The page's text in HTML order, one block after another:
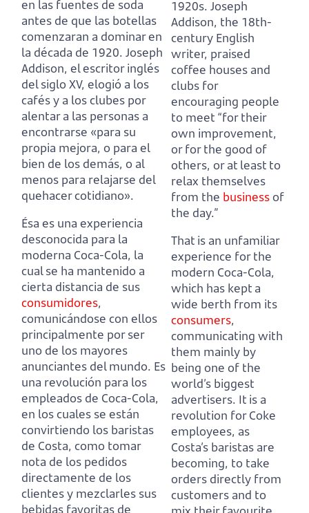
en las fuentes de soda
antes de que las botellas
comenzaran a dominar en
la década de 1920. Joseph
Addison, el escritor inglés
del siglo XV, elogió a los
cafés y a los clubes por
alentar a las personas a
encontrarse «para su
propia mejora, o para el
bien de los demás, o al
menos para relajarse del
quehacer cotidiano».
Ésa es una experiencia
desconocida para la
moderna Coca-Cola, la
cual se ha mantenido a
cierta distancia de sus
consumidores,
comunicándose con ellos
principalmente por ser
uno de los mayores
anunciantes del mundo. Es
una revolución para los
empleados de Coca-Cola,
en los cuales se están
convirtiendo los baristas
de Costa, como tomar
nota de los pedidos
directamente de los
clientes y mezclarles sus
bebidas favoritas de
1920s. Joseph
Addison, the 18th-
century English
writer, praised
coffee houses and
clubs for
encouraging people
to meet “for their
own improvement,
or for the good of
others, or at least to
relax themselves
from the businessof
the day.”
That is an unfamiliar
experience for the
modern Coca-Cola,
which has kept a
wide berth from its
consumers,
communicating with
them mainly by
being one of the
world’s biggest
advertisers. It is a
revolution for Coke
employees, as
Costa’s baristas are
becoming, to take
orders directly from
customers and to